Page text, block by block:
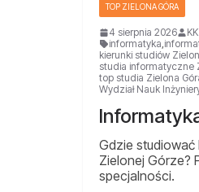
TOP ZIELONA GÓRA
4 sierpnia 2026
KK
informatyka
kierunki studiów
studia informatyczne
top studia Zielona
Wydział Nauk
Gdzie
Zielonej Górze?
specjalności.